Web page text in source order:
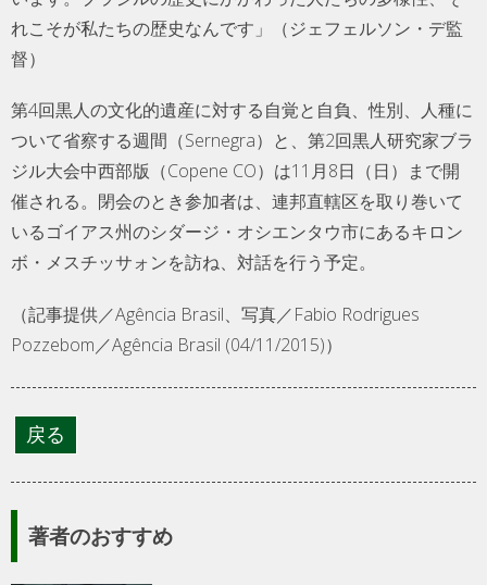
れこそが私たちの歴史なんです」（ジェフェルソン・デ監
督）
第4回黒人の文化的遺産に対する自覚と自負、性別、人種に
ついて省察する週間（Sernegra）と、第2回黒人研究家ブラ
ジル大会中西部版（Copene CO）は11月8日（日）まで開
催される。閉会のとき参加者は、連邦直轄区を取り巻いて
いるゴイアス州のシダージ・オシエンタウ市にあるキロン
ボ・メスチッサォンを訪ね、対話を行う予定。
（記事提供／Agência Brasil、写真／Fabio Rodrigues
Pozzebom／Agência Brasil (04/11/2015)）
著者のおすすめ